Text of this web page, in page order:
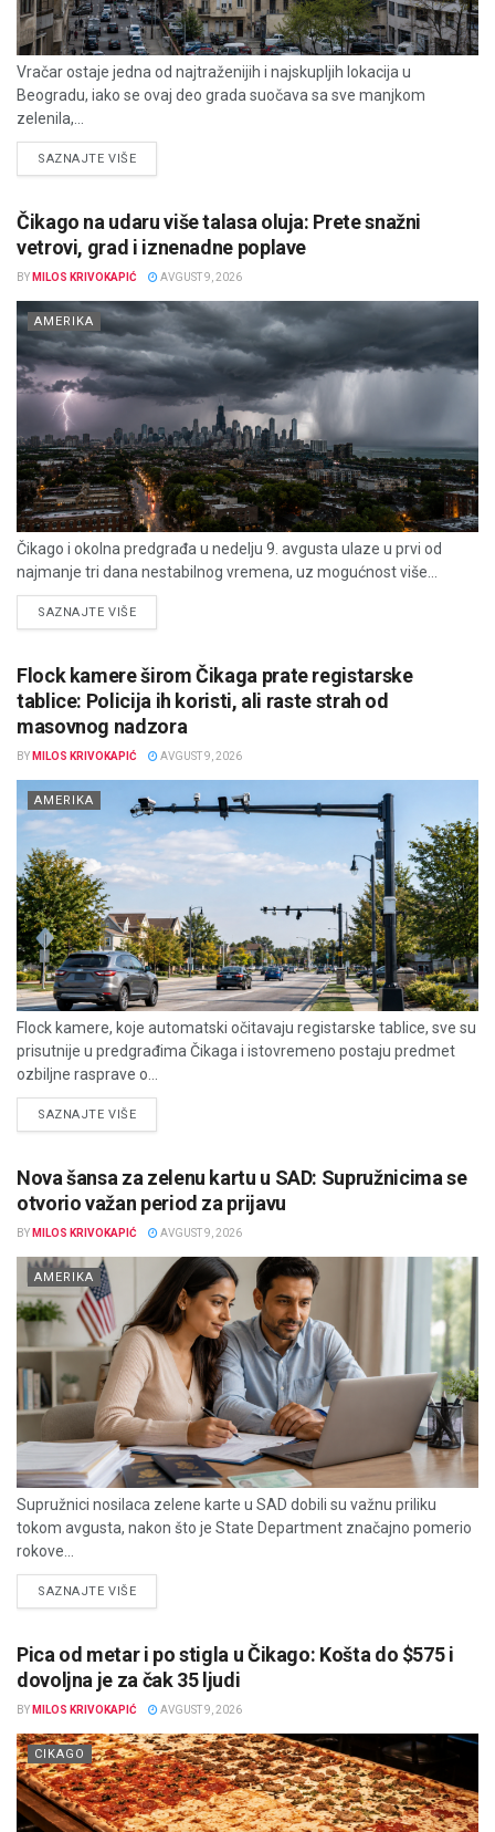
Vračar ostaje jedna od najtraženijih i najskupljih lokacija u
Beogradu, iako se ovaj deo grada suočava sa sve manjkom
zelenila,...
SAZNAJTE VIŠEDETAILS
Čikago na udaru više talasa oluja: Prete snažni
vetrovi, grad i iznenadne poplave
BY MILOS KRIVOKAPIĆ AVGUST 9, 2026
AMERIKA
Čikago i okolna predgrađa u nedelju 9. avgusta ulaze u prvi od
najmanje tri dana nestabilnog vremena, uz mogućnost više...
SAZNAJTE VIŠEDETAILS
Flock kamere širom Čikaga prate registarske
tablice: Policija ih koristi, ali raste strah od
masovnog nadzora
BY MILOS KRIVOKAPIĆ AVGUST 9, 2026
AMERIKA
Flock kamere, koje automatski očitavaju registarske tablice, sve su
prisutnije u predgrađima Čikaga i istovremeno postaju predmet
ozbiljne rasprave o...
SAZNAJTE VIŠEDETAILS
Nova šansa za zelenu kartu u SAD: Supružnicima se
otvorio važan period za prijavu
BY MILOS KRIVOKAPIĆ AVGUST 9, 2026
AMERIKA
Supružnici nosilaca zelene karte u SAD dobili su važnu priliku
tokom avgusta, nakon što je State Department značajno pomerio
rokove...
SAZNAJTE VIŠEDETAILS
Pica od metar i po stigla u Čikago: Košta do $575 i
dovoljna je za čak 35 ljudi
BY MILOS KRIVOKAPIĆ AVGUST 9, 2026
CIKAGO